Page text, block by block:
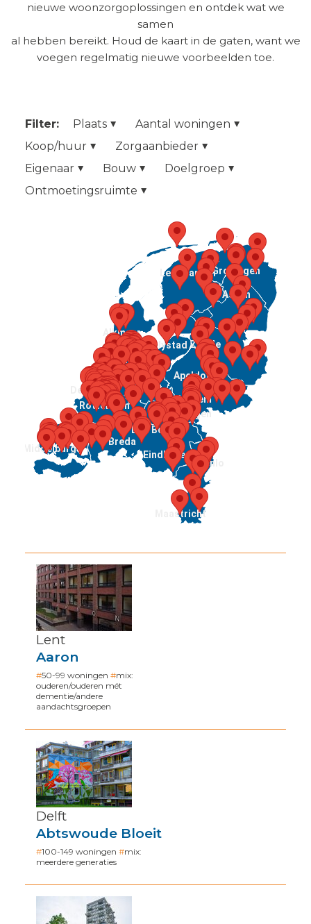
nieuwe woonzorgoplossingen en ontdek wat we
samen
al hebben bereikt. Houd de kaart in de gaten, want we
voegen regelmatig nieuwe voorbeelden toe.